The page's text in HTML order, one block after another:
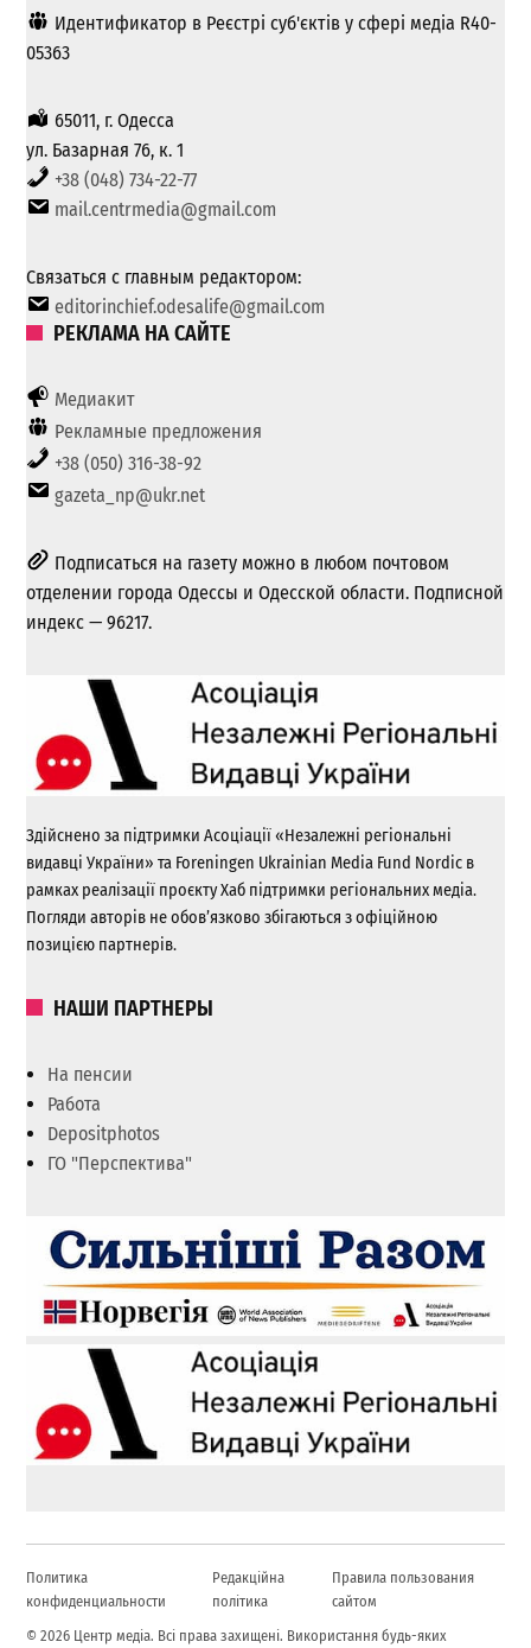
Идентификатор в Реєстрі суб'єктів у сфері медіа R40-
05363
65011, г. Одесса
ул. Базарная 76, к. 1
+38 (048) 734-22-77
mail.centrmedia@gmail.com
Связаться с главным редактором:
editorinchief.odesalife@gmail.com
РЕКЛАМА НА САЙТЕ
Медиакит
Рекламные предложения
+38 (050) 316-38-92
gazeta_np@ukr.net
Подписаться на газету можно в любом почтовом
отделении города Одессы и Одесской области. Подписной
индекс — 96217.
Здійснено за підтримки Асоціації «Незалежні регіональні
видавці України» та Foreningen Ukrainian Media Fund Nordic в
рамках реалізації проєкту Хаб підтримки регіональних медіа.
Погляди авторів не обов’язково збігаються з офіційною
позицією партнерів.
НАШИ ПАРТНЕРЫ
На пенсии
Работа
Depositphotos
ГО "Перспектива"
Политика
конфиденциальности
Редакційна
політика
Правила пользования
сайтом
© 2026 Центр медіа. Всі права захищені. Використання будь-яких